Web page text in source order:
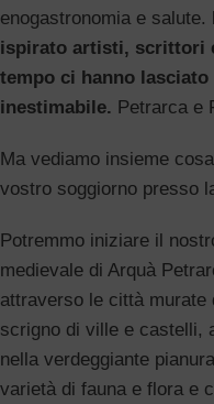
enogastronomia e salute.
ispirato artisti, scrittori
tempo ci hanno
inestimabile. Petrarca e
Ma vediamo insieme
vostro soggiorno presso
Potremmo iniziare il
medievale di Arquà
attraverso le città
scrigno di ville e castelli,
nella verdeggiante
varietà di fauna e flora e